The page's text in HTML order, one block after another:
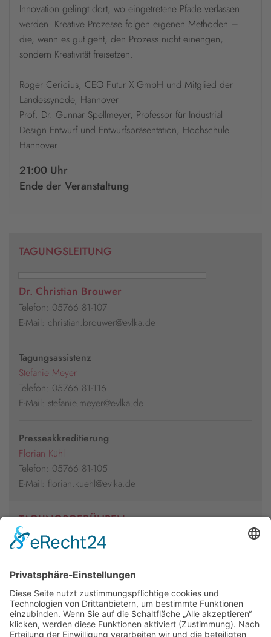
Innovation gelingt dort, wo eingetretene Pfade verlassen
werden. Kreative Prozesse folgen eigenen Methoden –
die, wenn es gut geht, den Prozess nicht einengen,
sondern Kreativität freisetzen.
Roger Cericius, CEO Futur X GmbH und Mitglied der
Landessynode, Hannover
Prof. Dr. Gunnar Spellmeyer, Professor für Industrial
Design Entwurf und Entwurfspräsentation, Hochschule
Hannover
21:00 Uhr
Ende der Veranstaltung
TAGUNGSLEITUNG
Dr. Christian Brouwer
Telefon: 05766 81-107
E-Mail: christian.brouwer@evlka.de
Tagungsassistenz
Stefanie Meyer
Telefon: 05766 81-116
E-Mail: stefanie.meyer@evlka.de
Presseakkreditierung
Florian Kühl
Telefon: 05766 81-105
E-Mail: florian.kuehl@evlka.de
TAGUNGSGEBÜHREN
Regulär
weitere Informationen
Newsletter